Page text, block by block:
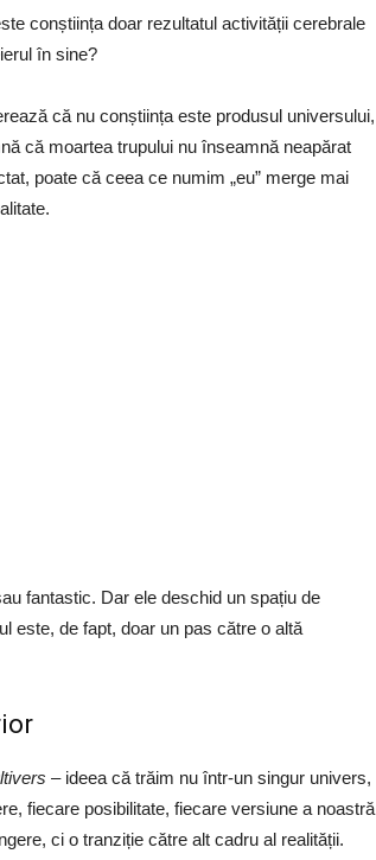
conștiința doar rezultatul activității cerebrale
în sine?
că nu conștiința este produsul universului,
că moartea trupului nu înseamnă neapărat
poate că ceea ce numim „eu” merge mai
fantastic. Dar ele deschid un spațiu de
este, de fapt, doar un pas către o altă
– ideea că trăim nu într-un singur univers,
fiecare posibilitate, fiecare versiune a noastră
ci o tranziție către alt cadru al realității.